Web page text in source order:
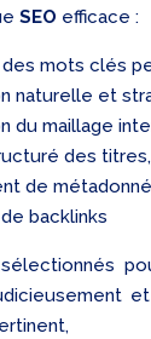
SEO efficace :
des mots clés
naturelle et
du maillage
des titres,
de
backlinks